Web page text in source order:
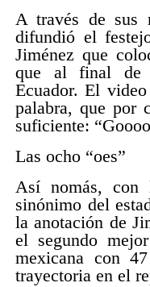
A través de sus
difundió el
Jiménez que
que al final de
Ecuador. El
palabra, que por
suficiente:
Las ocho “oes”
Así nomás, con
sinónimo del
la anotación de
el segundo
mexicana con
trayectoria en el